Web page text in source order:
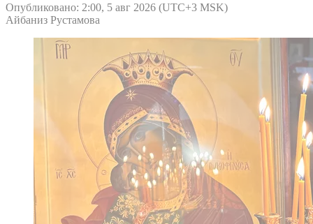
Опубликовано: 2:00, 5 авг 2026 (UTC+3 MSK)
Айбаниз Рустамова